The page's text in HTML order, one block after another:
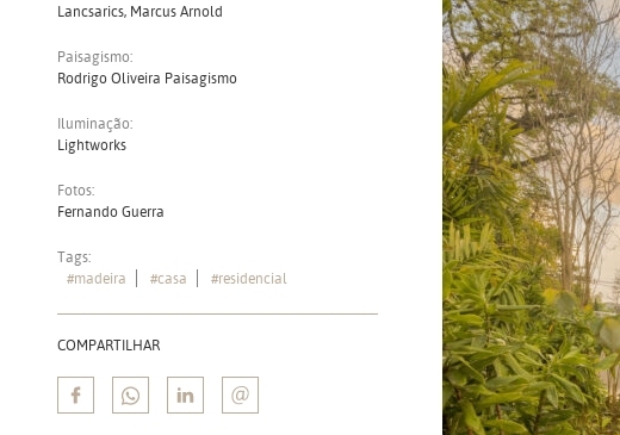
Lancsarics, Marcus Arnold
Paisagismo:
Rodrigo Oliveira Paisagismo
Iluminação:
Lightworks
Fotos:
Fernando Guerra
Tags:
#madeira
#casa #residencial
COMPARTILHAR